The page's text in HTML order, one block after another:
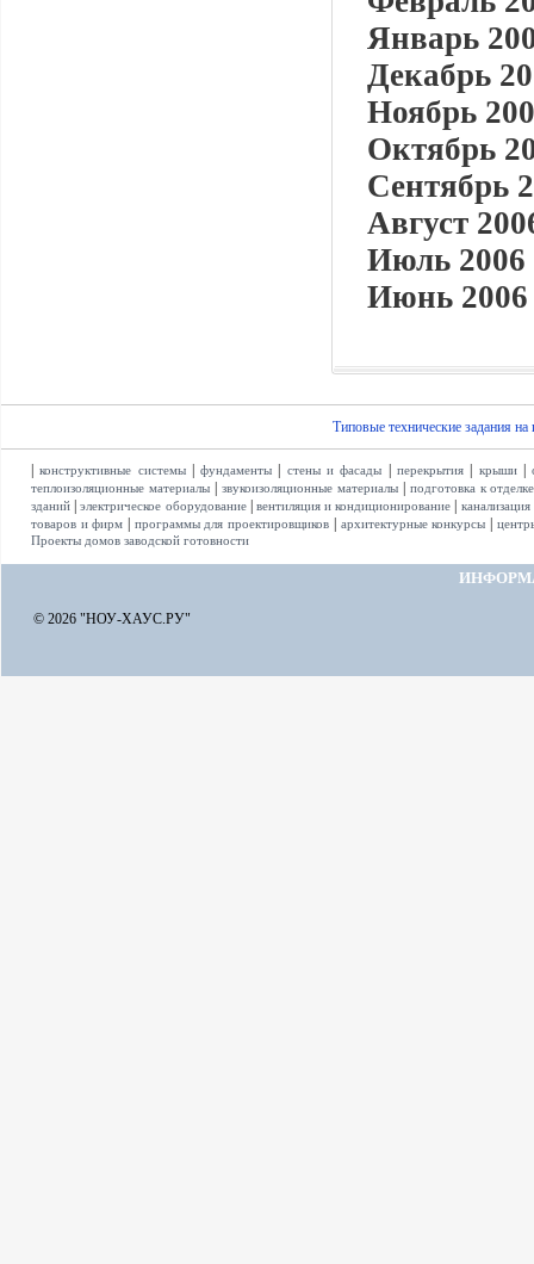
Январь
Декабрь
Ноябрь
Октябрь
Сентябрь
Август
Июль 2006
Июнь 2006
Типовые технические задания на
|конструктивные системы|фундаменты стены и фасады перекрытия| крыши|
теплоизоляционные материалы| звукоизоляционные материалы|
подготовка к отделке
зданий |электрическое оборудование| вентиляция и кондиционирование канализация
товаров и фирм программы для проектировщиков архитектурные конкурсы
Проекты домов заводской готовности
© 2026 "НОУ-ХАУС.РУ"